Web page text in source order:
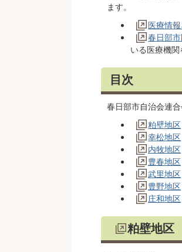
ます。
医療情報
春日部
いる医療機
目次
春日部市自治会連
粕壁地区
幸松地区
内牧地区
豊春地区
武里地区
豊野地区
庄和地区
粕壁地区